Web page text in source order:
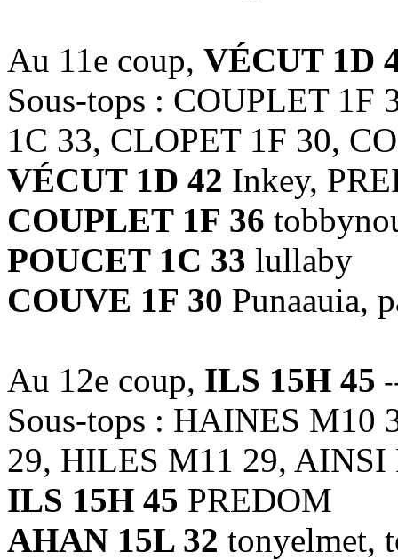
Au 11e coup, VÉCUT 1D
Sous-tops : COUPLET 1F
1C 33, CLOPET 1F 30,
VÉCUT 1D 42 Inkey,
COUPLET 1F 36
POUCET 1C 33 lullaby
COUVE 1F 30 Punaauia,
Au 12e coup, ILS 15H 45
Sous-tops : HAINES
29, HILES M11 29, AINSI
ILS 15H 45 PREDOM
AHAN 15L 32 tonyelmet,